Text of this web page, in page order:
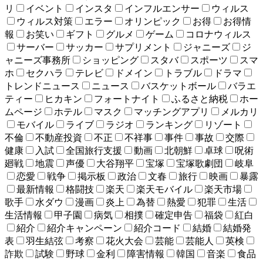
リ
イベント インスタ インフルエンサー
ウィルス
ウィルス対策
エラー オリンピック お得
お得情
報
お笑い ギフト グルメ ゲーム
コロナウィルス
サーバー
サッカー サプリメント ジャニーズ
ジ
ャニーズ事務所
ショッピング スタバ スポーツ
スマ
ホ
セクハラ テレビ ドメイン トラブル
ドラマ
トレンドニュース
ニュース バスケットボール
バラエ
ティー
ヒカキン フォートナイト ふるさと納税
ホー
ムページ
ホテル マスク マッチングアプリ
メルカリ
モバイル
ライブ ラジオ ランキング
リゾート
不倫
不動産投資 不正 不祥事 事件 事故
交際
健康
入試 全国旅行支援 動画 北朝鮮 卓球
呪術
廻戦
地震 声優 大谷翔平 宝塚 宝塚歌劇団
岐阜
恋愛
戦争 掲示板 政治 文春 旅行 映画
暴露
最新情報
格闘技 楽天 楽天モバイル
楽天市場
歌手
水ダウ 漫画 炎上 為替 熱愛 犯罪
生活
生活情報
甲子園 病気 相撲 確定申告 福袋
紅白
紹介
紹介キャンペーン 紹介コード 結婚
結婚発
表
羽生結弦 考察 花火大会 芸能 芸能人
英検
詐欺
試験 野球 金利 障害情報 韓国 音楽
食品